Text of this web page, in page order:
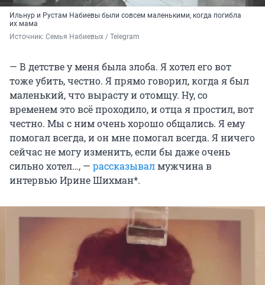
Ильнур и Рустам Набиевы были совсем маленькими, когда погибла
их мама
Источник: Семья Набиевых / Telegram
— В детстве у меня была злоба. Я хотел его вот
тоже убить, честно. Я прямо говорил, когда я был
маленький, что вырасту и отомщу. Ну, со
временем это всё проходило, и отца я простил, вот
честно. Мы с ним очень хорошо общались. Я ему
помогал всегда, и он мне помогал всегда. Я ничего
сейчас не могу изменить, если бы даже очень
сильно хотел…, — рассказывалмужчина в
интервью Ирине Шихман*.